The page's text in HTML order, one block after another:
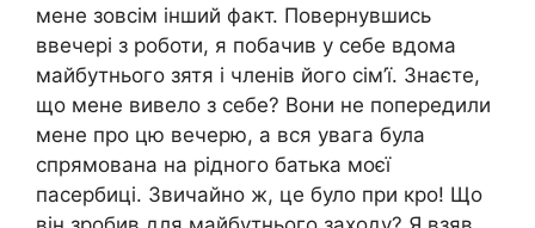
мене зовсім інший факт. Повернувшись
ввечері з роботи, я побачив у себе вдома
майбутнього зятя і членів його сім’ї. Знаєте,
що мене вивело з себе? Вони не попередили
мене про цю вечерю, а вся увага була
спрямована на рідного батька моєї
пасербиці. Звичайно ж, це було при кро! Що